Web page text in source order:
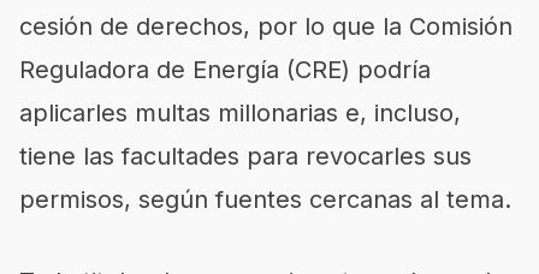
cesión de derechos, por lo que la Comisión
Reguladora de Energía (CRE) podría
aplicarles multas millonarias e, incluso,
tiene las facultades para revocarles sus
permisos, según fuentes cercanas al tema.